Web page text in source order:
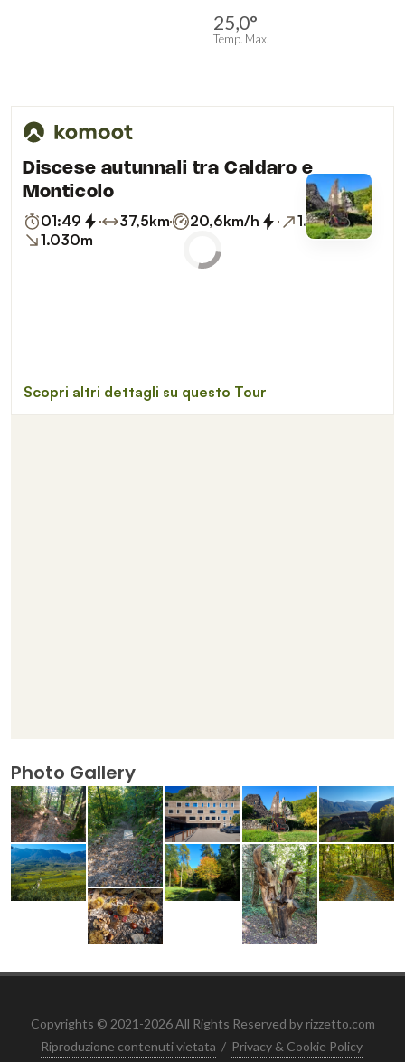
25,0°
Temp. Max.
Photo Gallery
Copyrights © 2021-2026 All Rights Reserved by rizzetto.com
Riproduzione contenuti vietata / Privacy & Cookie Policy